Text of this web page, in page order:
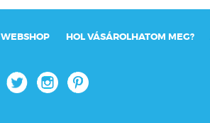
WEBSHOP HOL VÁSÁROLHATOM MEG?